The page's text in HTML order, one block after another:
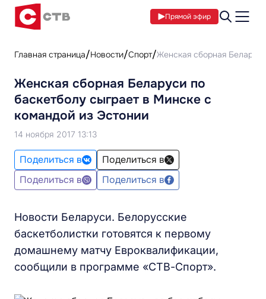
Прямой эфир
Главная страница Новости Спорт Женская сборная
Женская сборная Беларуси по
баскетболу сыграет в Минске с
командой из Эстонии
14 ноября 2017 13:13
Поделиться в
Поделиться в
Поделиться в
Поделиться в
Новости Беларуси. Белорусские
баскетболистки готовятся к первому
домашнему матчу Евроквалификации,
сообщили в программе «СТВ-Спорт».